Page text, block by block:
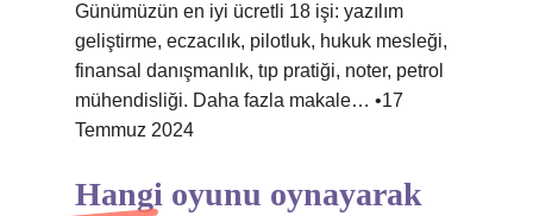
Günümüzün en iyi ücretli 18 işi: yazılım
geliştirme, eczacılık, pilotluk, hukuk mesleği,
finansal danışmanlık, tıp pratiği, noter, petrol
mühendisliği. Daha fazla makale… •17
Temmuz 2024
Hangi oyunu oynayarak